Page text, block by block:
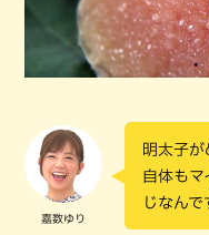
嘉数ゆり
明太子
自体も
じなんで